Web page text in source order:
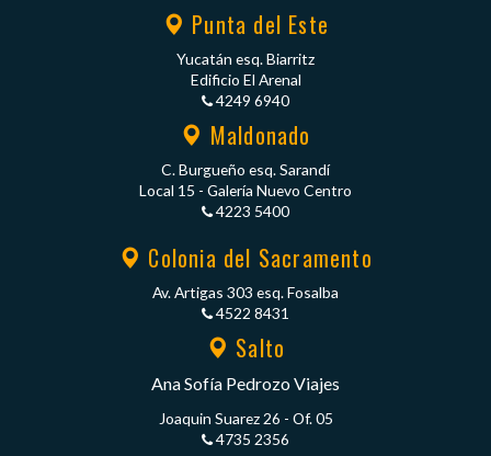
Punta del Este
Yucatán esq. Biarritz
Edificio El Arenal
4249 6940
Maldonado
C. Burgueño esq. Sarandí
Local 15 - Galería Nuevo Centro
4223 5400
Colonia del Sacramento
Av. Artigas 303 esq. Fosalba
4522 8431
Salto
Ana Sofía Pedrozo Viajes
Joaquin Suarez 26 - Of. 05
4735 2356